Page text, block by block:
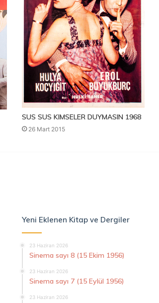
SUS SUS KIMSELER DUYMASIN 1968
26 Mart 2015
Yeni Eklenen Kitap ve Dergiler
23 Haziran 2026
Sinema sayı 8 (15 Ekim 1956)
23 Haziran 2026
Sinema sayı 7 (15 Eylül 1956)
23 Haziran 2026